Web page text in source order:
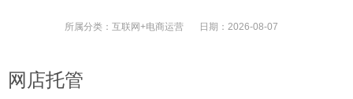
所属分类： 互联网+电商运营 日期： 2026-08-07
网店托管